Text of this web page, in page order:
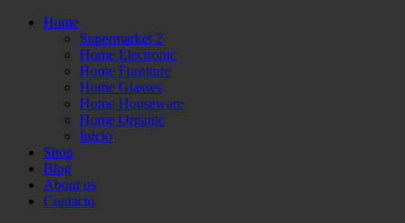
Home
Supermarket 2
Home Electronic
Home Furniture
Home Glasses
Home Houseware
Home Organic
Inicio
Shop
Blog
About us
Contacto